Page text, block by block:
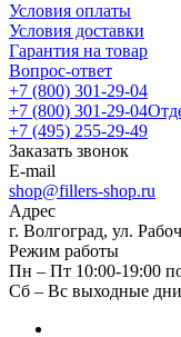
Условия оплаты
Условия доставки
Гарантия на товар
Вопрос-ответ
+7 (800) 301-29-04
+7 (800) 301-29-04
+7 (495) 255-29-49
Заказать звонок
E-mail
shop@fillers-shop.ru
Адрес
г. Волгоград, ул.
Режим работы
Пн – Пт 10:00-19:00
Сб – Вс выходные дни